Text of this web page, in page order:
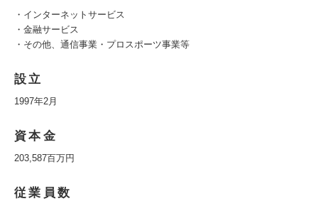
・インターネットサービス
・金融サービス
・その他、通信事業・プロスポーツ事業等
設立
1997年2月
資本金
203,587百万円
従業員数